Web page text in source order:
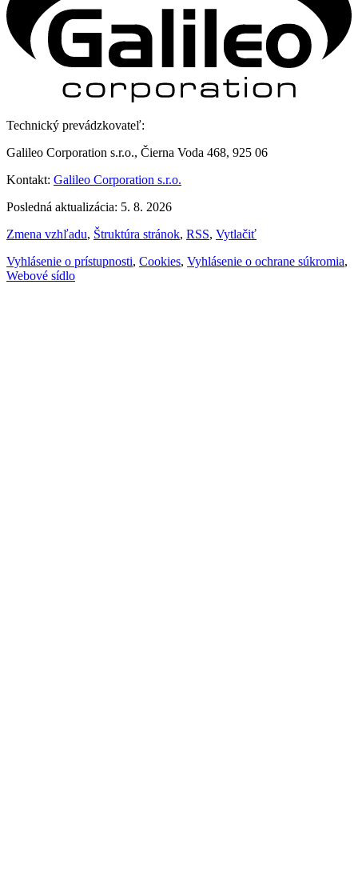
Technický prevádzkovateľ:
Galileo Corporation s.r.o., Čierna Voda 468, 925 06
Kontakt: Galileo Corporation s.r.o.
Posledná aktualizácia: 5. 8. 2026
Zmena vzhľadu, Štruktúra stránok, RSS, Vytlačiť
Vyhlásenie o prístupnosti, Cookies, Vyhlásenie o ochrane súkromia,
Webové sídlo